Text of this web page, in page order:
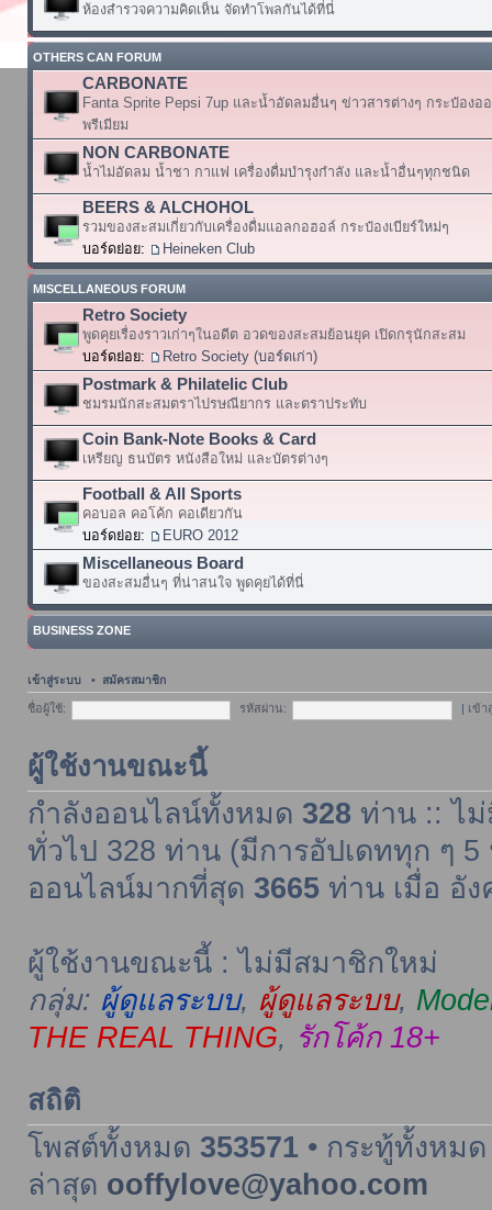
ห้องสำรวจความคิดเห็น จัดทำโพลกันได้ที่นี่
OTHERS CAN FORUM
CARBONATE
Fanta Sprite Pepsi 7up และน้ำอัดลมอื่นๆ ข่าวสารต่างๆ กระป๋องอ
พรีเมียม
NON CARBONATE
น้ำไม่อัดลม น้ำชา กาแฟ เครื่องดื่มบำรุงกำลัง และน้ำอื่นๆทุกชนิด
BEERS & ALCHOHOL
รวมของสะสมเกี่ยวกับเครื่องดื่มแอลกอฮอล์ กระป๋องเบียร์ใหม่ๆ
บอร์ดย่อย:
Heineken Club
MISCELLANEOUS FORUM
Retro Society
พูดคุยเรื่องราวเก่าๆในอดีต อวดของสะสมย้อนยุค เปิดกรุนักสะสม
บอร์ดย่อย:
Retro Society (บอร์ดเก่า)
Postmark & Philatelic Club
ชมรมนักสะสมตราไปรษณียากร และตราประทับ
Coin Bank-Note Books & Card
เหรียญ ธนบัตร หนังสือใหม่ และบัตรต่างๆ
Football & All Sports
คอบอล คอโค้ก คอเดียวกัน
บอร์ดย่อย:
EURO 2012
Miscellaneous Board
ของสะสมอื่นๆ ที่น่าสนใจ พูดคุยได้ที่นี่
BUSINESS ZONE
เข้าสู่ระบบ • สมัครสมาชิก
ชื่อผู้ใช้: รหัสผ่าน: เข้
ผู้ใช้งานขณะนี้
กำลังออนไลน์ทั้งหมด 328 ท่าน :: ไ
ทั่วไป 328 ท่าน (มีการอัปเดททุก ๆ 5
ออนไลน์มากที่สุด 3665ท่าน เมื่อ อัง
ผู้ใช้งานขณะนี้ : ไม่มีสมาชิกใหม่
กลุ่ม: ผู้ดูแลระบบ, ผู้ดูแลระบบ,
THE REAL THING, รักโค้ก 18+
สถิติ
โพสต์ทั้งหมด 353571• กระทู้ทั้งหม
ล่าสุด ooffylove@yahoo.com